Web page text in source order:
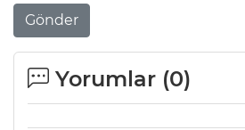
Gönder
Yorumlar (0)